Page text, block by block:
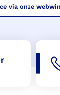
via onze